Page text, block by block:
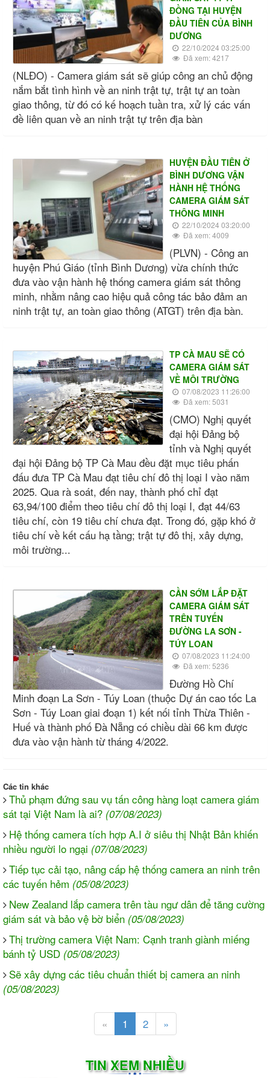
ĐỒNG TẠI HUYỆN
ĐẦU TIÊN CỦA BÌNH
DƯƠNG
22/10/2024 03:25:00
Đã xem: 4217
(NLĐO) - Camera giám sát sẽ giúp công an chủ động
nắm bắt tình hình về an ninh trật tự, trật tự an toàn
giao thông, từ đó có kế hoạch tuần tra, xử lý các vấn
đề liên quan về an ninh trật tự trên địa bàn
HUYỆN ĐẦU TIÊN Ở
BÌNH DƯƠNG VẬN
HÀNH HỆ THỐNG
CAMERA GIÁM SÁT
THÔNG MINH
22/10/2024 03:20:00
Đã xem: 4009
(PLVN) - Công an
huyện Phú Giáo (tỉnh Bình Dương) vừa chính thức
đưa vào vận hành hệ thống camera giám sát thông
minh, nhằm nâng cao hiệu quả công tác bảo đảm an
ninh trật tự, an toàn giao thông (ATGT) trên địa bàn.
TP CÀ MAU SẼ CÓ
CAMERA GIÁM SÁT
VỀ MÔI TRƯỜNG
07/08/2023 11:26:00
Đã xem: 5031
(CMO) Nghị quyết
đại hội Ðảng bộ
tỉnh và Nghị quyết
đại hội Ðảng bộ TP Cà Mau đều đặt mục tiêu phấn
đấu đưa TP Cà Mau đạt tiêu chí đô thị loại I vào năm
2025. Qua rà soát, đến nay, thành phố chỉ đạt
63,94/100 điểm theo tiêu chí đô thị loại I, đạt 44/63
tiêu chí, còn 19 tiêu chí chưa đạt. Trong đó, gặp khó ở
tiêu chí về kết cấu hạ tầng; trật tự đô thị, xây dựng,
môi trường...
CẦN SỚM LẮP ĐẶT
CAMERA GIÁM SÁT
TRÊN TUYẾN
ĐƯỜNG LA SƠN -
TÚY LOAN
07/08/2023 11:24:00
Đã xem: 5236
Đường Hồ Chí
Minh đoạn La Sơn - Túy Loan (thuộc Dự án cao tốc La
Sơn - Túy Loan giai đoạn 1) kết nối tỉnh Thừa Thiên -
Huế và thành phố Đà Nẵng có chiều dài 66 km được
đưa vào vận hành từ tháng 4/2022.
Các tin khác
Thủ phạm đứng sau vụ tấn công hàng loạt camera giám
sát tại Việt Nam là ai? (07/08/2023)
Hệ thống camera tích hợp A.I ở siêu thị Nhật Bản khiến
nhiều người lo ngại (07/08/2023)
Tiếp tục cải tạo, nâng cấp hệ thống camera an ninh trên
các tuyến hẻm (05/08/2023)
New Zealand lắp camera trên tàu ngư dân để tăng cường
giám sát và bảo vệ bờ biển (05/08/2023)
Thị trường camera Việt Nam: Cạnh tranh giành miếng
bánh tỷ USD (05/08/2023)
Sẽ xây dựng các tiêu chuẩn thiết bị camera an ninh
(05/08/2023)
« 1 2 »
TIN XEM NHIỀU